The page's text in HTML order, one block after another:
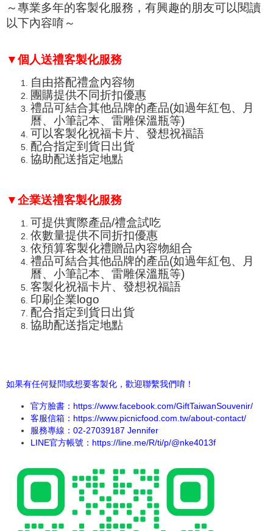
～專業多年的客製化服務，有興趣的朋友可以閱讀
以下內容唷～
▼個人送禮客製化服務
自由搭配禮盒內容物
團購提供不同折扣優惠
禮品可結合其他品牌的產品(如過年紅包、月
曆、小筆記本、 雷雕保溫瓶等)
可以客製化祝福卡片、發想祝福語
配合指定到貨日出貨
協助配送指定地點
▼企業送禮客製化服務
可提供實際產品/禮盒試吃
依數量提供不同折扣優惠
依預算客製化禮贈品內容物組合
禮品可結合其他品牌的產品(如過年紅包、月
曆、小筆記本、 雷雕保溫瓶等)
客製化祝福卡片、發想祝福語
印刷企業logo
配合指定到貨日出貨
協助配送指定地點
如果有任何疑問或想要客製化，歡迎聯繫我們唷！
官方臉書： https://www.facebook.com/GiftTaiwanSouvenir/
客服信箱：https://www.picnicfood.com.tw/about-contact/
服務專線：02-27039187 Jennifer
LINE官方帳號： https://line.me/R/ti/p/@nke4013f